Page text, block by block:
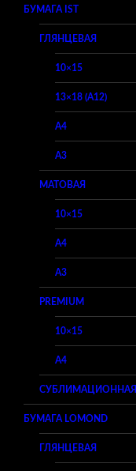
БУМАГА IST
ГЛЯНЦЕВАЯ
10×15
13×18 (A12)
A4
A3
МАТОВАЯ
10×15
A4
A3
PREMIUM
10×15
A4
СУБЛИМАЦИОННАЯ
БУМАГА LOMOND
ГЛЯНЦЕВАЯ